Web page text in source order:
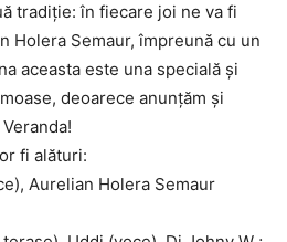
tradiție: în fiecare joi ne va fi
Holera Semaur, împreună cu un
aceasta este una specială și
deoarece anunțăm și
fi alături:
Aurelian Holera Semaur